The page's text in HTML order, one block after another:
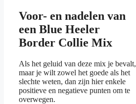
Voor- en nadelen van
een Blue Heeler
Border Collie Mix
Als het geluid van deze mix je bevalt,
maar je wilt zowel het goede als het
slechte weten, dan zijn hier enkele
positieve en negatieve punten om te
overwegen.